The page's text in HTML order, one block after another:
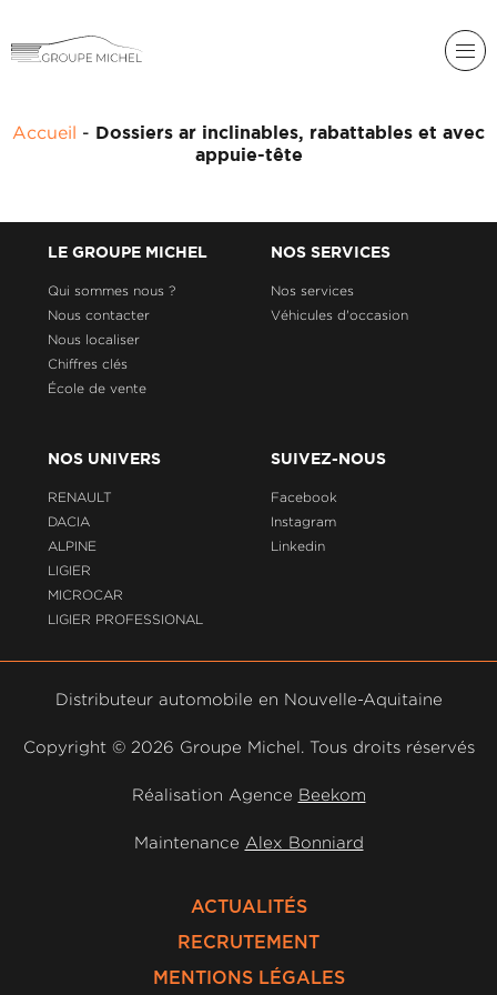
DACIA
LIGIER
PROFESSIONAL
MICHEL
HISTORIQUE
DU
MICHEL
Accueil - Dossiers ar inclinables, rabattables et avec
appuie-tête
LE GROUPE MICHEL
Qui sommes nous ?
Nous contacter
Nous localiser
Chiffres clés
École de vente
NOS SERVICES
Nos services
Véhicules d'occasion
NOS UNIVERS
RENAULT
DACIA
ALPINE
LIGIER
MICROCAR
LIGIER PROFESSIONAL
SUIVEZ-NOUS
Facebook
Instagram
Linkedin
Distributeur automobile en Nouvelle-Aquitaine
Copyright © 2026 Groupe Michel. Tous droits réservés
Réalisation Agence Beekom
Maintenance Alex Bonniard
ACTUALITÉS
RECRUTEMENT
MENTIONS LÉGALES